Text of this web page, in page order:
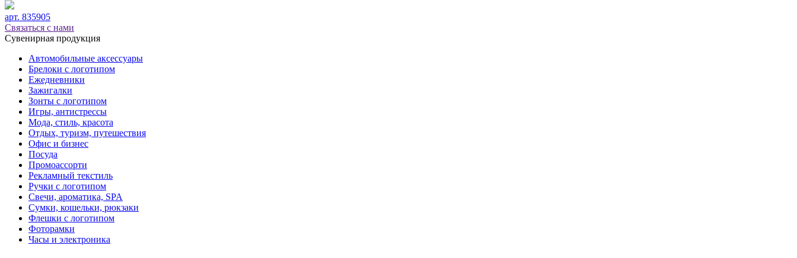
арт. 835905
Связаться с нами
Сувенирная продукция
Автомобильные аксессуары
Брелоки с логотипом
Ежедневники
Зажигалки
Зонты с логотипом
Игры, антистрессы
Мода, стиль, красота
Отдых, туризм, путешествия
Офис и бизнес
Посуда
Промоассорти
Рекламный текстиль
Ручки с логотипом
Свечи, ароматика, SPA
Сумки, кошельки, рюкзаки
Флешки с логотипом
Фоторамки
Часы и электроника